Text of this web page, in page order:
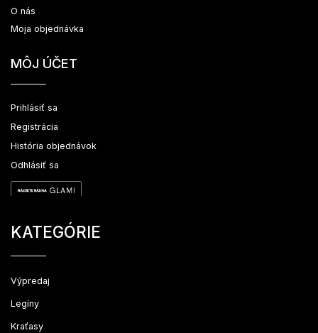
O nás
Moja objednávka
MÔJ ÚČET
Prihlásiť sa
Registrácia
História objednávok
Odhlásiť sa
KATEGÓRIE
Výpredaj
Legíny
Kraťasy